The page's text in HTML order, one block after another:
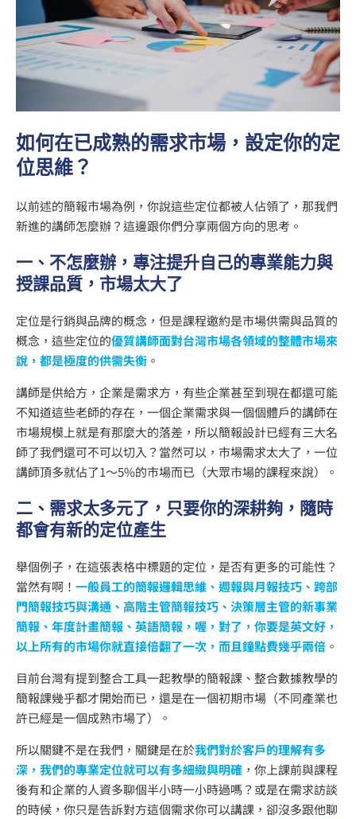
如何在已成熟的需求市場，設定你的定
位思維？
以前述的簡報市場為例，你說這些定位都被人佔領了，那我們
新進的講師怎麼辦？這邊跟你們分享兩個方向的思考。
一、不怎麼辦，專注提升自己的專業能力與
授課品質，市場太大了
定位是行銷與品牌的概念，但是課程邀約是市場供需與品質的
概念，這些定位的優質講師面對台灣市場各領域的整體市場來
說，都是極度的供需失衡 。
講師是供給方，企業是需求方，有些企業甚至到現在都還可能
不知道這些老師的存在，一個企業需求與一個個體戶的講師在
市場規模上就是有那麼大的落差，所以簡報設計已經有三大名
師了我們還可不可以切入？當然可以，市場需求太大了，一位
講師頂多就佔了1～5%的市場而已（大眾市場的課程來說）。
二、需求太多元了，只要你的深耕夠，隨時
都會有新的定位產生
舉個例子，在這張表格中標題的定位，是否有更多的可能性？
當然有啊！ 一般員工的簡報邏輯思維、週報與月報技巧、跨部
門簡報技巧與溝通、高階主管簡報技巧、決策層主管的新事業
簡報、年度計畫簡報、英語簡報，喔，對了，你要是英文好，
以上所有的市場你就直接倍翻了一次，而且鐘點費幾乎兩倍 。
目前台灣有提到整合工具一起教學的簡報課、整合數據教學的
簡報課幾乎都才開始而已，還是在一個初期市場（不同產業也
許已經是一個成熟市場了）。
所以關鍵不是在我們，關鍵是在於我們對於客戶的理解有多
深，我們的專業定位就可以有多細緻與明確 ，你上課前與課程
後有和企業的人資多聊個半小時一小時過嗎？或是在需求訪談
的時候，你只是告訴對方這個需求你可以講課，卻沒多跟他聊